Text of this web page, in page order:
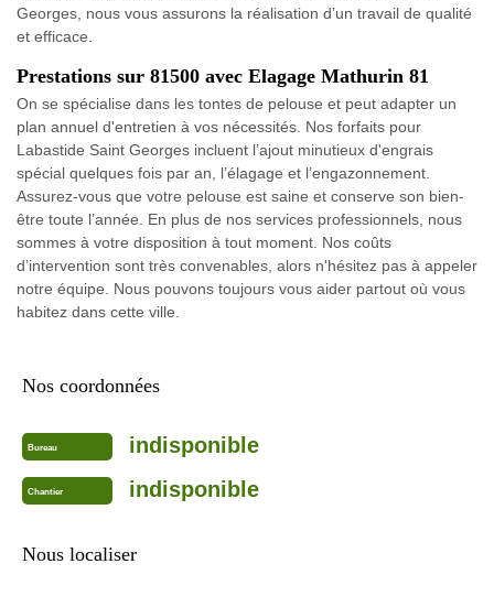
Georges, nous vous assurons la réalisation d’un travail de qualité
et efficace.
Prestations sur 81500 avec Elagage Mathurin 81
On se spécialise dans les tontes de pelouse et peut adapter un
plan annuel d'entretien à vos nécessités. Nos forfaits pour
Labastide Saint Georges incluent l’ajout minutieux d'engrais
spécial quelques fois par an, l’élagage et l’engazonnement.
Assurez-vous que votre pelouse est saine et conserve son bien-
être toute l’année. En plus de nos services professionnels, nous
sommes à votre disposition à tout moment. Nos coûts
d’intervention sont très convenables, alors n'hésitez pas à appeler
notre équipe. Nous pouvons toujours vous aider partout où vous
habitez dans cette ville.
Nos coordonnées
Bureau indisponible
Chantier indisponible
Nous localiser